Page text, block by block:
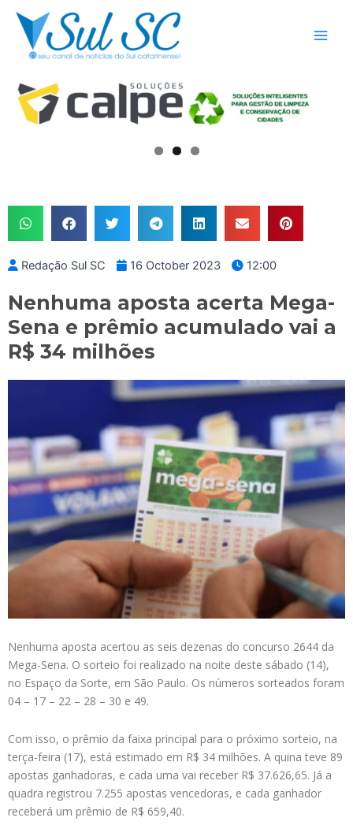
Skip
content
Redação Sul SC 16 October 2023 12:00
Nenhuma aposta acerta Mega-
Sena e prêmio acumulado vai a
R$ 34 milhões
Nenhuma aposta acertou as seis dezenas do concurso 2644 da
Mega-Sena. O sorteio foi realizado na noite deste sábado (14),
no Espaço da Sorte, em São Paulo. Os números sorteados foram
04 – 17 – 22 – 28 – 30 e 49.
Com isso, o prêmio da faixa principal para o próximo sorteio, na
terça-feira (17), está estimado em R$ 34 milhões. A quina teve 89
apostas ganhadoras, e cada uma vai receber R$ 37.626,65. Já a
quadra registrou 7.255 apostas vencedoras, e cada ganhador
receberá um prêmio de R$ 659,40.